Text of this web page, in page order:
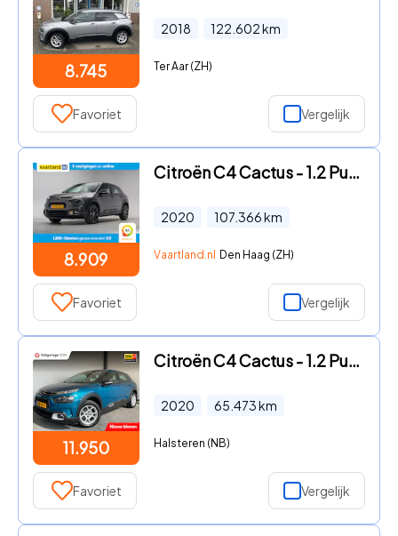
8.745
2018 122.602km
Ter Aar (ZH)
Favoriet Vergelijk
8.909
Citroën C4 Cactus - 1.2 PureTech Origins [ Navi Camera Climate Apple/Android ]
2020 107.366km
Vaartland.nl Den Haag (ZH)
Favoriet Vergelijk
11.950
Citroën C4 Cactus - 1.2 PureTech Feel|Cruise Control|Carplay|Camera
2020 65.473km
Halsteren (NB)
Favoriet Vergelijk